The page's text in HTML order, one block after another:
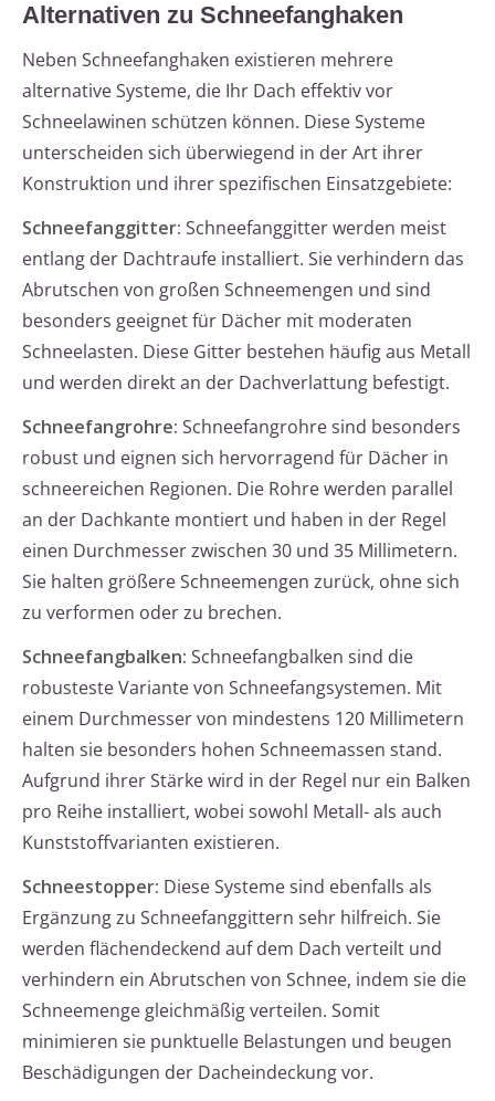
Alternativen zu Schneefanghaken
Neben Schneefanghaken existieren mehrere
alternative Systeme, die Ihr Dach effektiv vor
Schneelawinen schützen können. Diese Systeme
unterscheiden sich überwiegend in der Art ihrer
Konstruktion und ihrer spezifischen Einsatzgebiete:
Schneefanggitter: Schneefanggitter werden meist
entlang der Dachtraufe installiert. Sie verhindern das
Abrutschen von großen Schneemengen und sind
besonders geeignet für Dächer mit moderaten
Schneelasten. Diese Gitter bestehen häufig aus Metall
und werden direkt an der Dachverlattung befestigt.
Schneefangrohre: Schneefangrohre sind besonders
robust und eignen sich hervorragend für Dächer in
schneereichen Regionen. Die Rohre werden parallel
an der Dachkante montiert und haben in der Regel
einen Durchmesser zwischen 30 und 35 Millimetern.
Sie halten größere Schneemengen zurück, ohne sich
zu verformen oder zu brechen.
Schneefangbalken: Schneefangbalken sind die
robusteste Variante von Schneefangsystemen. Mit
einem Durchmesser von mindestens 120 Millimetern
halten sie besonders hohen Schneemassen stand.
Aufgrund ihrer Stärke wird in der Regel nur ein Balken
pro Reihe installiert, wobei sowohl Metall- als auch
Kunststoffvarianten existieren.
Schneestopper: Diese Systeme sind ebenfalls als
Ergänzung zu Schneefanggittern sehr hilfreich. Sie
werden flächendeckend auf dem Dach verteilt und
verhindern ein Abrutschen von Schnee, indem sie die
Schneemenge gleichmäßig verteilen. Somit
minimieren sie punktuelle Belastungen und beugen
Beschädigungen der Dacheindeckung vor.